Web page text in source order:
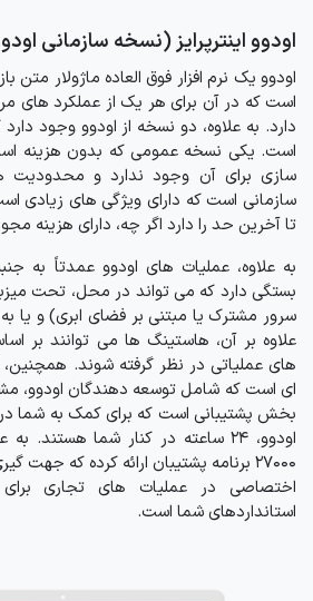
اودوو اینترپرایز (نسخه سازمانی
اودوو یک نرم افزار فوق العاده ماژولار متن
است که در آن برای هر یک از عملکرد های
دارد. به علاوه، دو نسخه از اودوو وجود
است. یکی نسخه عمومی که بدون هزینه
سازی برای آن وجود ندارد و محدودیت
سازمانی است که دارای ویژگی های زیادی
تا آخرین حد را دارد اگر چه، دارای هزینه
به علاوه، عملیات های اودوو عمدتاً به
بستگی دارد که می تواند در محل، تحت
سرور مشترک یا مبتنی بر فضای ابری) و یا
علاوه بر آن، هاستینگ ها می توانند بر
های عملیاتی در نظر گرفته شوند.
ای است که شامل توسعه دهندگان اودوو،
بخش پشتیبانی است که برای کمک به شما
اودوو، 24 ساعته در کنار شما
27000 برنامه پشتیبان ارائه کرده که
اختصاصی در عملیات های تجاری
استانداردهای شما است.